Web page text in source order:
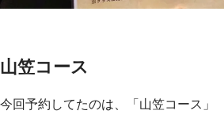
山笠コース
今回予約してたのは、「山笠コース」